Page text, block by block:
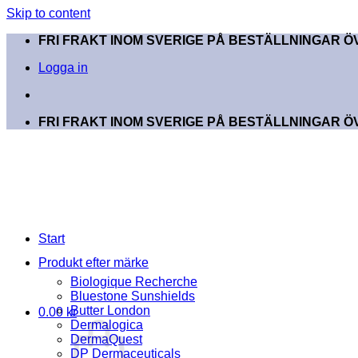
Skip to content
FRI FRAKT INOM SVERIGE PÅ BESTÄLLNINGAR
Logga in
FRI FRAKT INOM SVERIGE PÅ BESTÄLLNINGAR
0.00 kr
Start
Produkt efter märke
Biologique Recherche
Bluestone Sunshields
Butter London
Dermalogica
DermaQuest
DP Dermaceuticals